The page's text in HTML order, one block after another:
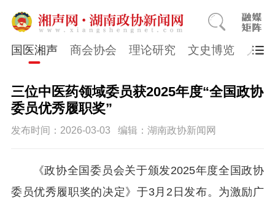
国医湘声 商会协会 理论研究 文史博览 人物
三位中医药领域委员获2025年度“全国政协
委员优秀履职奖”
发布时间：2026-03-03 编辑：湖南政协新闻网
《政协全国委员会关于颁发2025年度全国政协
委员优秀履职奖的决定》于3月2日发布。为激励广